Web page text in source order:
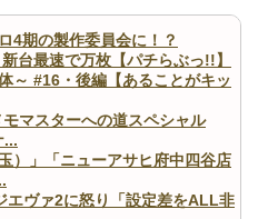
4期の製作委員会に！？
台最速で万枚【パチらぶっ!!】
～ #16・後編【あることがキッ
モマスターへの道スペシャル
...
）」「ニューアサヒ府中四谷店
エヴァ2に怒り「設定差をALL非